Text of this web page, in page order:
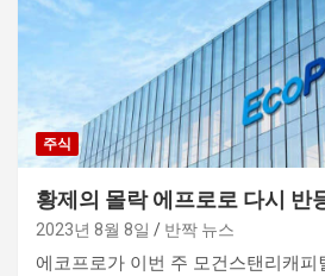
주식
황제의 몰락 에프로로 다시 반
2023년 8월 8일 반짝 뉴스
에코프로가 이번 주 모건스탠리캐피